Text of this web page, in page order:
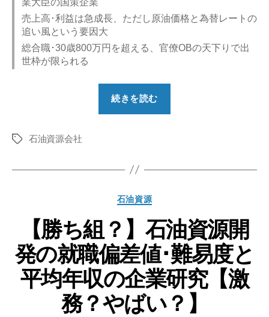
売上高･利益は急成長、ただし原油価格と為替レートの
追い風という要因大
総合職･30歳800万円を超える、官僚OBの天下りで出
世枠が限られる
続きを読む
就
差
値･
難
易
度
と
タ
石油資源会社
カ
ー
石油資源
【勝ち組？】石油資源開
発の就職偏差値･難易度と
平均年収の企業研究【激
務？やばい？】